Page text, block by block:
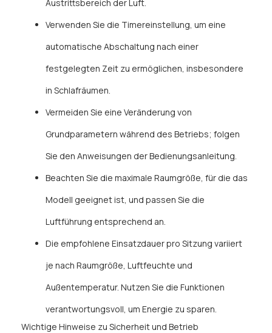
Austrittsbereich der Luft.
Verwenden Sie die Timereinstellung, um eine
automatische Abschaltung nach einer
festgelegten Zeit zu ermöglichen, insbesondere
in Schlafräumen.
Vermeiden Sie eine Veränderung von
Grundparametern während des Betriebs; folgen
Sie den Anweisungen der Bedienungsanleitung.
Beachten Sie die maximale Raumgröße, für die das
Modell geeignet ist, und passen Sie die
Luftführung entsprechend an.
Die empfohlene Einsatzdauer pro Sitzung variiert
je nach Raumgröße, Luftfeuchte und
Außentemperatur. Nutzen Sie die Funktionen
verantwortungsvoll, um Energie zu sparen.
Wichtige Hinweise zu Sicherheit und Betrieb